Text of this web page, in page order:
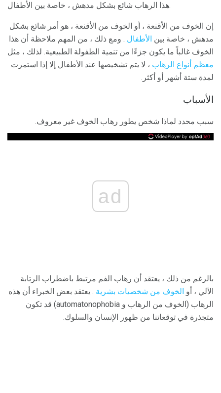
هذا الرهاب شائع بشكل مدهش ، خاصة بين الأطفال.
إن الخوف من الأقنعة ، أو الخوف من الأقنعة ، هو أمر شائع بشكل
مدهش ، خاصة بين الأطفال . ومع ذلك ، من المهم ملاحظة أن هذا
الخوف غالباً ما يكون جزءًا من تنمية الطفولة الطبيعية. لذلك ، مثل
معظم أنواع الرهاب ، لا يتم تشخيصها عند الأطفال إلا إذا استمرت
لمدة ستة أشهر أو أكثر.
الأسباب
سبب محدد لماذا شخص يطور رهاب الخوف غير معروف.
ad
بالرغم من ذلك ، يعتقد أن رهاب الفم مرتبط باضطراب الرتابة
الآلي ، أو الخوف من شخصيات بشرية . يعتقد بعض الخبراء أن هذه
الرهاب (الخوف من الرهاب و automatonophobia) قد تكون
متجذرة في توقعاتنا من ظهور الإنسان والسلوك.